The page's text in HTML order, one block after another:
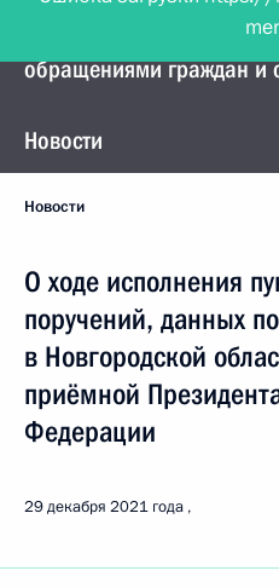
Управление Президента
обращениями граждан и
Новости
Новости
О ходе исполнения
поручений, данных
в Новгородской
приёмной
Федерации
29 декабря 2021 года